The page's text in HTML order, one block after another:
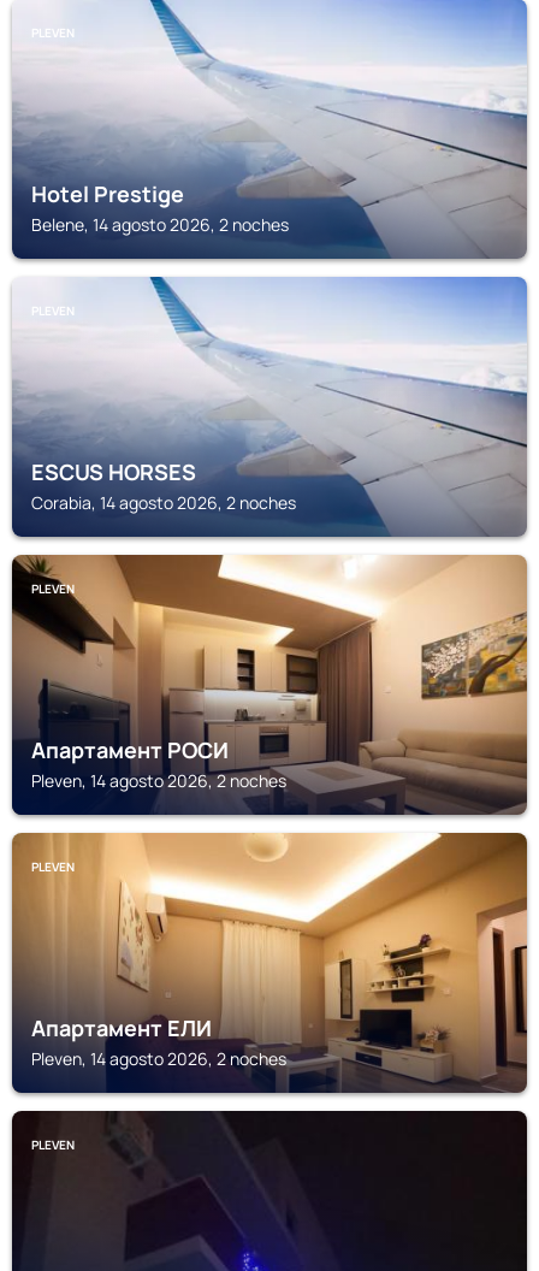
PLEVEN
Hotel Prestige
Belene, 14 agosto 2026, 2 noches
PLEVEN
ESCUS HORSES
Corabia, 14 agosto 2026, 2 noches
PLEVEN
Апартамент РОСИ
Pleven, 14 agosto 2026, 2 noches
PLEVEN
Апартамент ЕЛИ
Pleven, 14 agosto 2026, 2 noches
PLEVEN